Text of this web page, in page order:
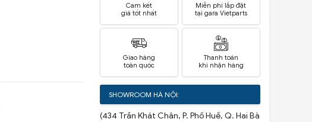
Cam kết
giá tốt nhất
Miễn phí lắp đặt
tại gara Vietparts
Giao hàng
toàn quốc
Thanh toán
khi nhận hàng
SHOWROOM HÀ NỘI:
(434 Trần Khát Chân, P. Phố Huế, Q. Hai Bà